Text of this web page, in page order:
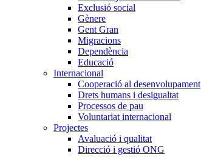
Exclusió social
Gènere
Gent Gran
Migracions
Dependència
Educació
Internacional
Cooperació al desenvolupament
Drets humans i desigualtat
Processos de pau
Voluntariat internacional
Projectes
Avaluació i qualitat
Direcció i gestió ONG